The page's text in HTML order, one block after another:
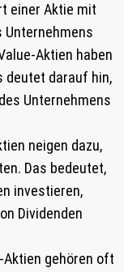
einer Aktie mit
Unternehmens
Aktien haben
deutet darauf hin,
Unternehmens
neigen dazu,
Das bedeutet,
investieren,
Dividenden
Aktien gehören oft